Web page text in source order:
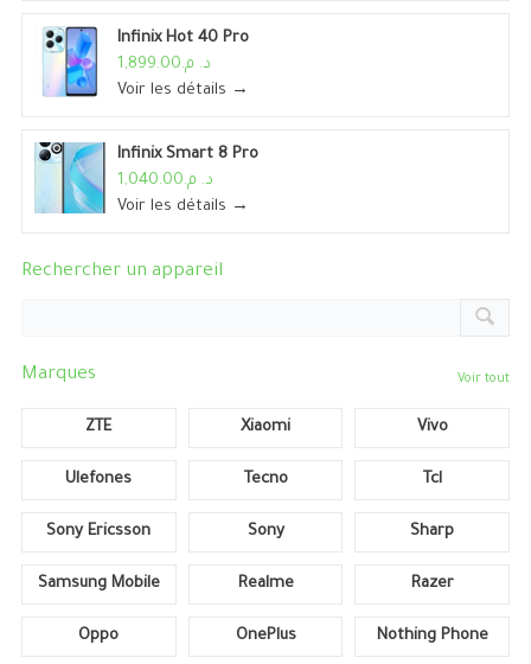
Infinix Hot 40 Pro
د. م.1,899.00
Voir les détails →
Infinix Smart 8 Pro
د. م.1,040.00
Voir les détails →
Rechercher un appareil
Marques Voir tout
ZTE Xiaomi Vivo
Ulefones Tecno Tcl
Sony Ericsson Sony Sharp
Samsung Mobile Realme Razer
Oppo OnePlus Nothing Phone